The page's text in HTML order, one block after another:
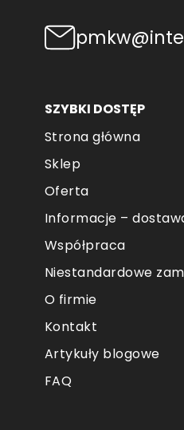
SZYBKI DOSTĘP
Strona główna
Sklep
Oferta
Informacje –
Współpraca
Niestandardowe
O firmie
Kontakt
Artykuły blogowe
FAQ